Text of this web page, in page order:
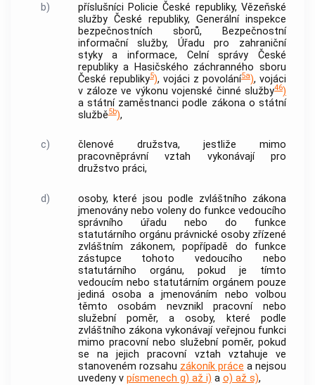
b) příslušníci Policie České republiky, Vězeňské
službyČeské republiky, Generální inspekce
bezpečnostních sborů, Bezpečnostní
informační služby, Úřadu pro zahraniční
styky a informace, Celní správy České
republiky a Hasičského záchranného sboru
České republiky5), vojáci z povolání5a), vojáci
v záloze ve výkonu vojenské činné služby46)
a státní zaměstnanci podle zákona o státní
službě5b),
c)
členové družstva, jestliže mimo
pracovněprávní vztah vykonávají pro
družstvo práci,
d)
osoby, které jsou podle zvláštního zákona
jmenovány nebo voleny do funkce vedoucího
správního úřadu nebo do funkce
statutárního orgánu právnické osoby zřízené
zvláštním zákonem, popřípadě do funkce
zástupce tohoto vedoucího nebo
statutárního orgánu, pokud je tímto
vedoucím nebo statutárním orgánem pouze
jediná osoba a jmenováním nebo volbou
těmto osobám nevznikl pracovní nebo
služební poměr, a osoby, které podle
zvláštního zákona vykonávají veřejnou funkci
mimo pracovní nebo služební poměr, pokud
se na jejich pracovní vztah vztahuje ve
stanoveném rozsahu zákoník práce a nejsou
uvedeny v písmenech g) až i) a o) až s),